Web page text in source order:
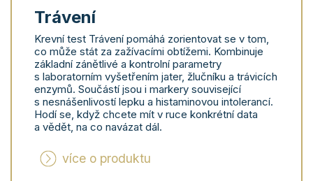
Trávení
Krevní test Trávení pomáhá zorientovat se v tom,
co může stát za zažívacími obtížemi. Kombinuje
základní zánětlivé a kontrolní parametry
s laboratorním vyšetřením jater, žlučníku a trávicích
enzymů. Součástí jsou i markery související
s nesnášenlivostí lepku a histaminovou intolerancí.
Hodí se, když chcete mít v ruce konkrétní data
a vědět, na co navázat dál.
více o produktu